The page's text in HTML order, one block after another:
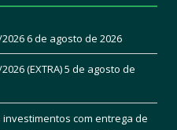
6 de agosto de 2026
(EXTRA)5 de agosto de
com entrega de